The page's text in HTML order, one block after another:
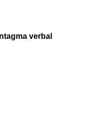
verbal